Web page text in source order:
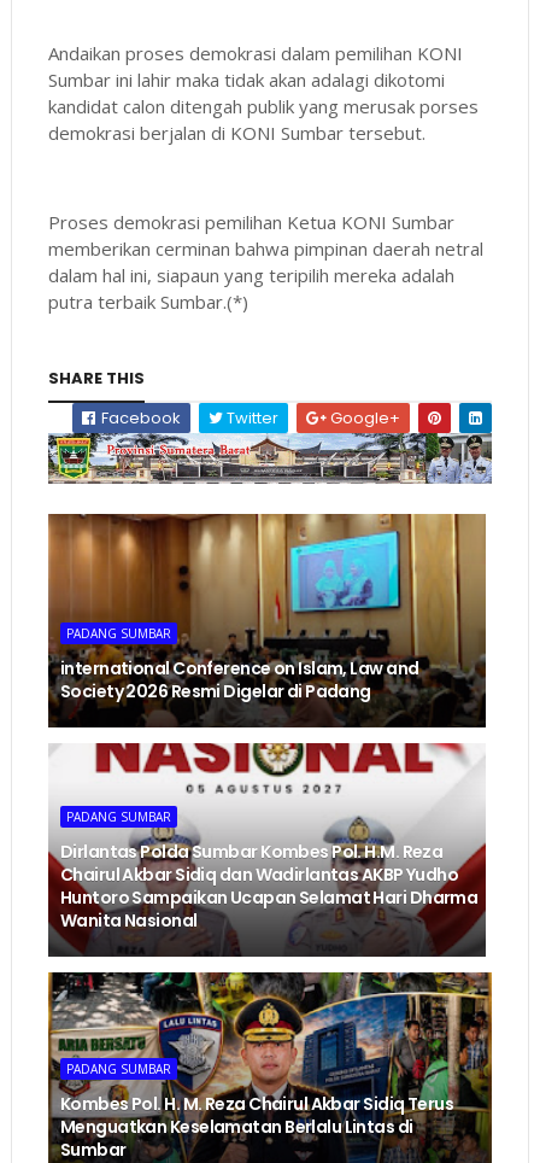
Andaikan proses demokrasi dalam pemilihan KONI
Sumbar ini lahir maka tidak akan adalagi dikotomi
kandidat calon ditengah publik yang merusak porses
demokrasi berjalan di KONI Sumbar tersebut.
Proses demokrasi pemilihan Ketua KONI Sumbar
memberikan cerminan bahwa pimpinan daerah netral
dalam hal ini, siapaun yang teripilih mereka adalah
putra terbaik Sumbar.(*)
SHARE THIS
Facebook
Twitter Google+
PADANG SUMBAR
international Conference on Islam, Law and
Society 2026 Resmi Digelar di Padang
PADANG SUMBAR
Dirlantas Polda Sumbar Kombes Pol. H.M. Reza
Chairul Akbar Sidiq dan Wadirlantas AKBP Yudho
Huntoro Sampaikan Ucapan Selamat Hari Dharma
Wanita Nasional
PADANG SUMBAR
Kombes Pol. H. M. Reza Chairul Akbar Sidiq Terus
Menguatkan Keselamatan Berlalu Lintas di
Sumbar